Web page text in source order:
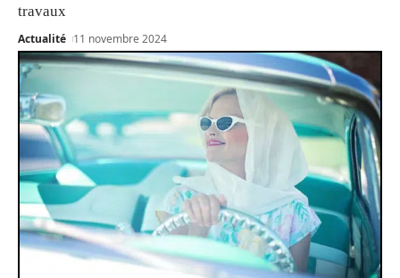
travaux
Actualité 11 novembre 2024